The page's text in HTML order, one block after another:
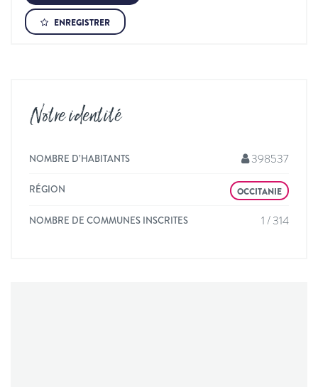
ENREGISTRER
Notre identité
NOMBRE D’HABITANTS 398537
RÉGION OCCITANIE
NOMBRE DE COMMUNES INSCRITES 1 / 314